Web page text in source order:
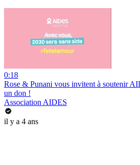
0:18
Rose & Punani vous invitent à soutenir
un don !
Association AIDES
il y a 4 ans